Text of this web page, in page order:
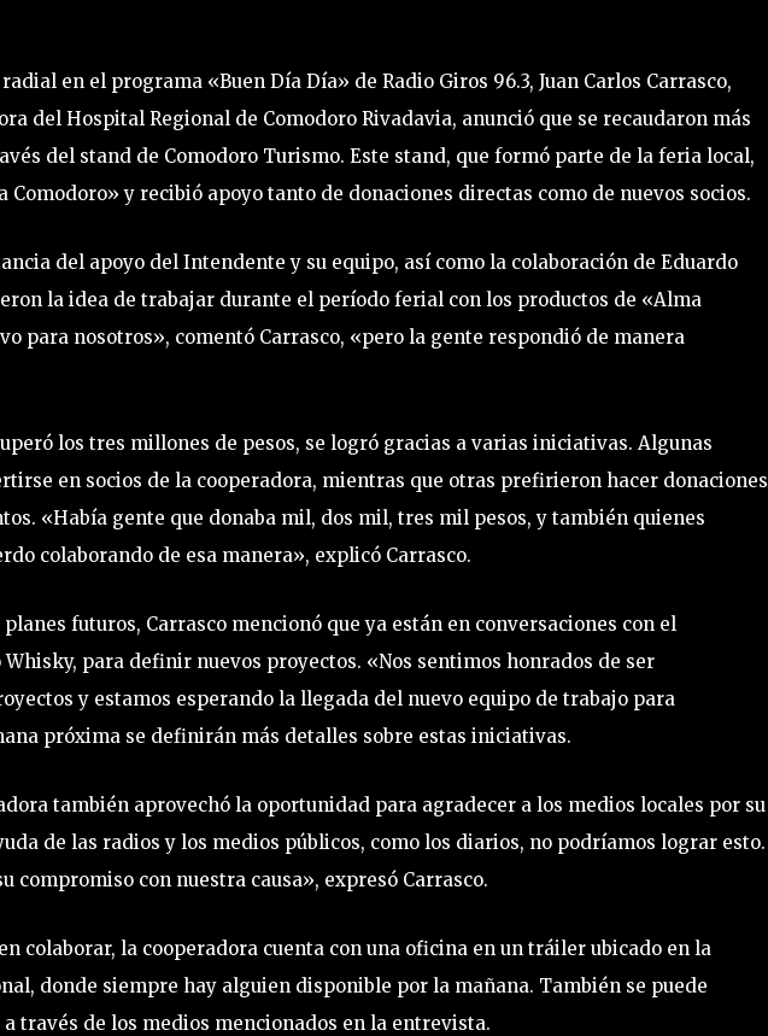
en el programa «Buen Día Día» de Radio Giros 96.3, Juan Carlos Carrasco,
del Hospital Regional de Comodoro Rivadavia, anunció que se recaudaron más
del stand de Comodoro Turismo. Este stand, que formó parte de la feria local,
Comodoro» y recibió apoyo tanto de donaciones directas como de nuevos socios.
del apoyo del Intendente y su equipo, así como la colaboración de Eduardo
la idea de trabajar durante el período ferial con los productos de «Alma
para nosotros», comentó Carrasco, «pero la gente respondió de manera
los tres millones de pesos, se logró gracias a varias iniciativas. Algunas
en socios de la cooperadora, mientras que otras prefirieron hacer donaciones
«Había gente que donaba mil, dos mil, tres mil pesos, y también quienes
colaborando de esa manera», explicó Carrasco.
futuros, Carrasco mencionó que ya están en conversaciones con el
Whisky, para definir nuevos proyectos. «Nos sentimos honrados de ser
y estamos esperando la llegada del nuevo equipo de trabajo para
próxima se definirán más detalles sobre estas iniciativas.
también aprovechó la oportunidad para agradecer a los medios locales por su
de las radios y los medios públicos, como los diarios, no podríamos lograr esto.
compromiso con nuestra causa», expresó Carrasco.
colaborar, la cooperadora cuenta con una oficina en un tráiler ubicado en la
donde siempre hay alguien disponible por la mañana. También se puede
través de los medios mencionados en la entrevista.